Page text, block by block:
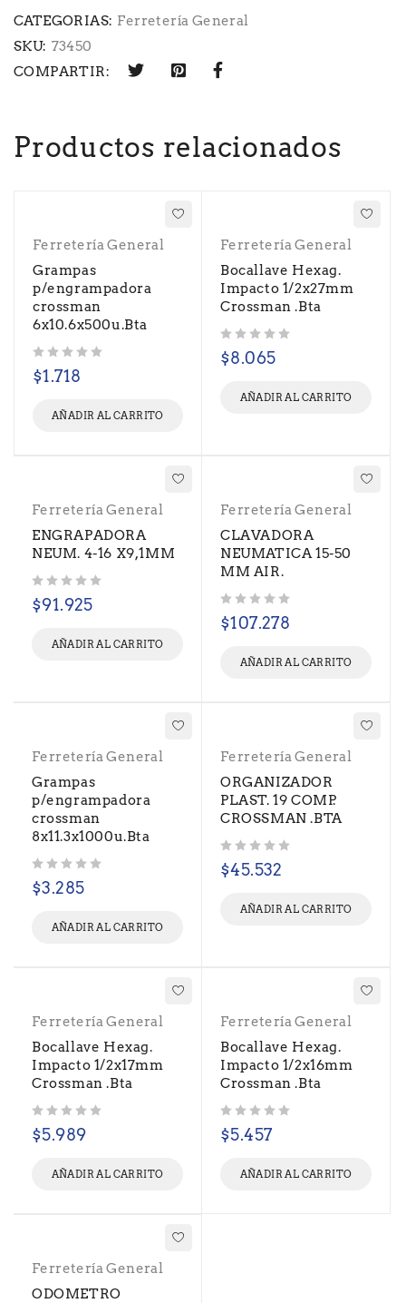
CATEGORIAS: Ferretería General
SKU: 73450
COMPARTIR:
Productos relacionados
Ferretería General
Grampas
p/engrampadora
crossman
6x10.6x500u.Bta
$1.718
AÑADIR AL CARRITO
Ferretería General
Bocallave Hexag.
Impacto 1/2x27mm
Crossman .Bta
$8.065
AÑADIR AL CARRITO
Ferretería General
ENGRAPADORA
NEUM. 4-16 X9,1MM
$91.925
AÑADIR AL CARRITO
Ferretería General
CLAVADORA
NEUMATICA 15-50
MM AIR.
$107.278
AÑADIR AL CARRITO
Ferretería General
Grampas
p/engrampadora
crossman
8x11.3x1000u.Bta
$3.285
AÑADIR AL CARRITO
Ferretería General
ORGANIZADOR
PLAST. 19 COMP.
CROSSMAN .BTA
$45.532
AÑADIR AL CARRITO
Ferretería General
Bocallave Hexag.
Impacto 1/2x17mm
Crossman .Bta
$5.989
AÑADIR AL CARRITO
Ferretería General
Bocallave Hexag.
Impacto 1/2x16mm
Crossman .Bta
$5.457
AÑADIR AL CARRITO
Ferretería General
ODOMETRO